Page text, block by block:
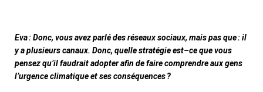
Eva : Donc, vous avez parlé des réseaux sociaux, mais pas que : il
y a plusieurs canaux. Donc, quelle stratégie est–ce que vous
pensez qu’il faudrait adopter afin de faire comprendre aux gens
l’urgence climatique et ses conséquences ?